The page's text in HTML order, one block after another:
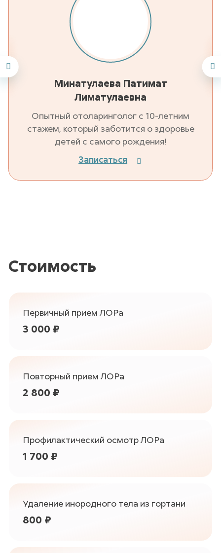
Минатулаева Патимат
Лиматулаевна
Опытный отоларинголог с 10-летним
стажем, который заботится о здоровье
детей с самого рождения!
Записаться
Стоимость
Первичный прием ЛОРа
3 000 ₽
Повторный прием ЛОРа
2 800 ₽
Профилактический осмотр ЛОРа
1 700 ₽
Удаление инородного тела из гортани
800 ₽